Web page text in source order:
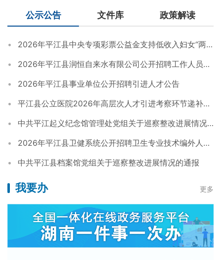
公示公告 文件库 政策解读
2026年平江县中央专项彩票公益金支持低收入妇女“两癌”救助项目救助金拨付名单公示
2026年平江县润恒自来水有限公司公开招聘工作人员方案
2026年平江县事业单位公开招聘引进人才公告
平江县公立医院2026年高层次人才引进考察环节递补人员的公告
中共平江起义纪念馆管理处党组关于巡察整改进展情况的通报
2026年平江县卫健系统公开招聘卫生专业技术编外人员公告
中共平江县档案馆党组关于巡察整改进展情况的通报
我要办 更多